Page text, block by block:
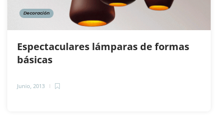
Decoración
Espectaculares lámparas de formas
básicas
Junio, 2013